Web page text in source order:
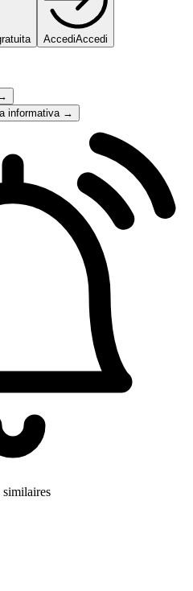
AccediAccedi
informativa →
similaires